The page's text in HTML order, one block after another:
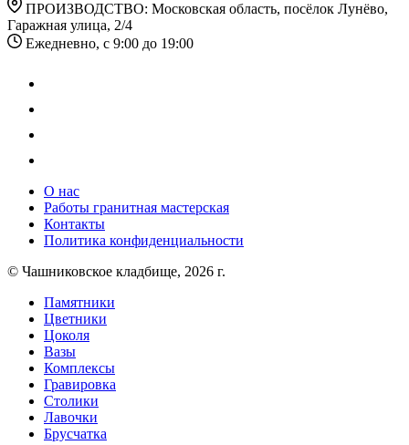
ПРОИЗВОДСТВО: Московская область, посёлок Лунёво,
Гаражная улица, 2/4
Ежедневно, с 9:00 до 19:00
О нас
Работы гранитная мастерская
Контакты
Политика конфиденциальности
© Чашниковское кладбище, 2026 г.
Памятники
Цветники
Цоколя
Вазы
Комплексы
Гравировка
Столики
Лавочки
Брусчатка